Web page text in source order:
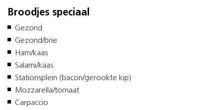
Broodjes speciaal
Gezond
Gezond/brie
Ham/kaas
Salami/kaas
Stationsplein (bacon/gerookte kip)
Mozzarella/tomaat
Carpaccio